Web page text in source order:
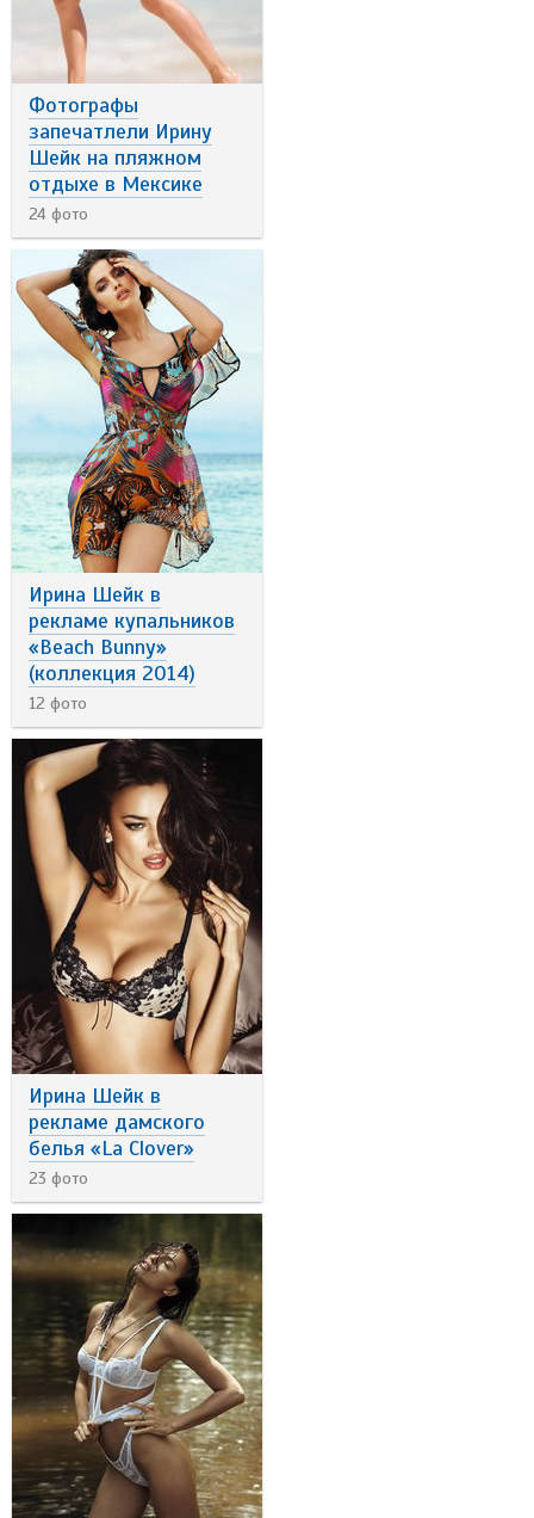
Фотографы
запечатлели Ирину
Шейк на пляжном
отдыхе в Мексике
24 фото
Ирина Шейк в
рекламе купальников
«Beach Bunny»
(коллекция 2014)
12 фото
Ирина Шейк в
рекламе дамского
белья «La Clover»
23 фото